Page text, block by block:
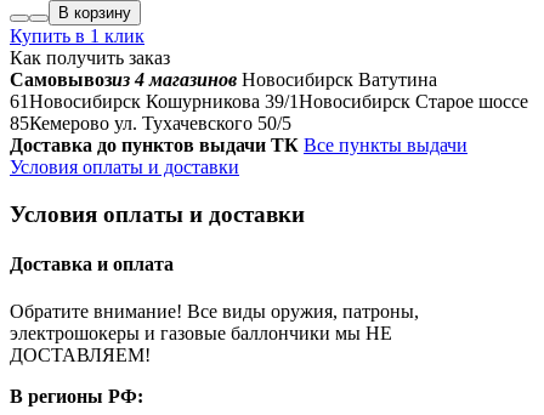
В корзину
Купить в 1 клик
Как получить заказ
Самовывозиз 4 магазинов Новосибирск Ватутина
61Новосибирск Кошурникова 39/1Новосибирск Старое шоссе
85Кемерово ул. Тухачевского 50/5
Доставка до пунктов выдачи ТК Все пункты выдачи
Условия оплаты и доставки
Условия оплаты и доставки
Доставка и оплата
Обратите внимание! Все виды оружия, патроны,
электрошокеры и газовые баллончики мы НЕ
ДОСТАВЛЯЕМ!
В регионы РФ: